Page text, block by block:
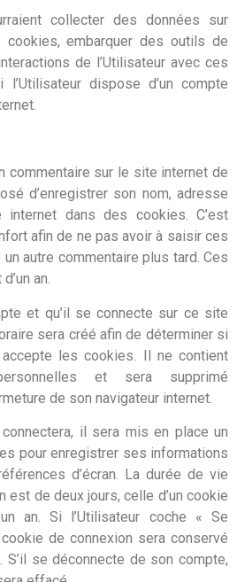
collecter des données sur
cookies, embarquer des outils de
de l’Utilisateur avec ces
dispose d’un compte
commentaire sur le site internet de
d’enregistrer son nom, adresse
dans des cookies. C’est
afin de ne pas avoir à saisir ces
autre commentaire plus tard. Ces
an.
et qu’il se connecte sur ce site
sera créé afin de déterminer si
les cookies. Il ne contient
et sera supprimé
de son navigateur internet.
il sera mis en place un
pour enregistrer ses informations
d’écran. La durée de vie
est de deux jours, celle d’un cookie
an. Si l’Utilisateur coche « Se
de connexion sera conservé
S’il se déconnecte de son compte,